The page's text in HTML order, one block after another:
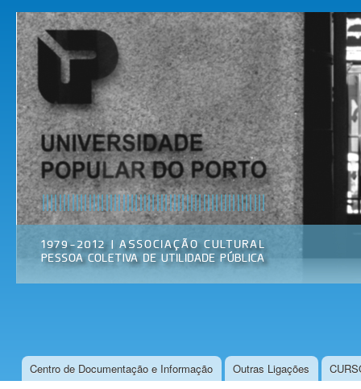
Universidade
Popular do
Porto
Associação
Cultural
Menu principal
Centro de Documentação e Informação Outras Ligações